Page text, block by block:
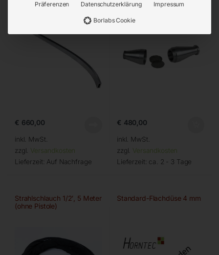
€ 660,00
inkl. MwSt.
zzgl. Versandkosten
Lieferzeit: Auf Nachfrage
€ 480,00
inkl. MwSt.
zzgl. Versandkosten
Lieferzeit: ca. 2 - 3 Tage
Strahlschlauch 1/2′, 5 Meter
(ohne Pistole)
Standard-Flachdüse 4 mm
Präferenzen Datenschutzerklärung Impressum
Borlabs Cookie